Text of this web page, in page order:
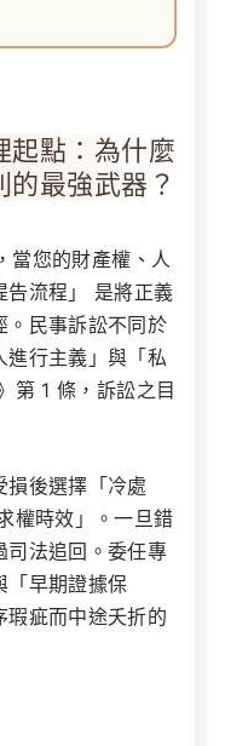
起點：為什麼
的最強武器？
當您的財產權、人
告流程」 是將正義
。民事訴訟不同於
進行主義」與「私
第 1 條 ，訴訟之目
損後選擇「冷處
權時效」。一旦錯
司法追回。委任專
「早期證據保
瑕疵而中途夭折的